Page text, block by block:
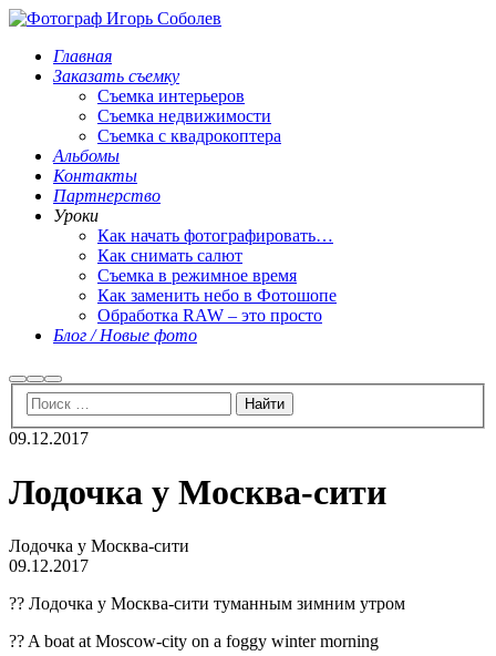
Главная
Заказать съемку
Съемка интерьеров
Съемка недвижимости
Съемка с квадрокоптера
Альбомы
Контакты
Партнерство
Уроки
Как начать фотографировать…
Как снимать салют
Съемка в режимное время
Как заменить небо в Фотошопе
Обработка RAW – это просто
Блог / Новые фото
НайтиБольше
информации
Главное
меню
09.12.2017
Лодочка у Москва-сити
Лодочка у Москва-сити
09.12.2017
?? Лодочка у Москва-сити туманным зимним утром
?? A boat at Moscow-city on a foggy winter morning